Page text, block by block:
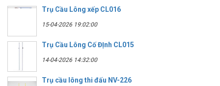
Trụ Cầu Lông xếp CL016
15-04-2026 19:02:00
Trụ Cầu Lông Cố ĐỊnh CL015
14-04-2026 14:32:00
Trụ cầu lông thi đấu NV-226